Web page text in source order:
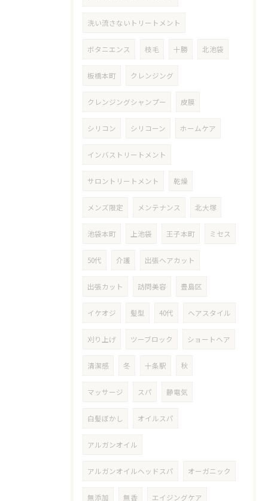
洗い流さないトリートメント
ボタニエンス 枝毛 十勝 北池袋
板橋本町 クレンジング
クレンジングシャンプー 皮膜
シリコン シリコーン ホームケア
インバストリートメント
サロントリートメント 乾燥
メンズ限定 メンテナンス 北大塚
池袋本町 上池袋 王子本町 ミセス
50代 介護 出張ヘアカット
出張カット 訪問美容 豊島区
イケオジ 髪型 40代 ヘアスタイル
刈り上げ ツーブロック ショートヘア
清潔感 冬 十条駅 秋
マッサージ スパ 静電気
白髪ぼかし オイルスパ
アルガンオイル
アルガンオイルヘッドスパ オーガニック
無添加 無香 エイジングケア